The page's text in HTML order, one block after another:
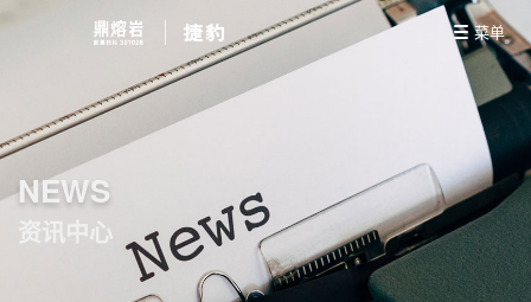
菜单
NEWS
资讯中心